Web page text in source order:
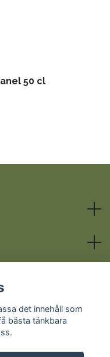
50 cl
det innehåll som
bästa tänkbara